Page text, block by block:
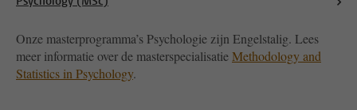
Onze masterprogramma’s Psychologie zijn Engelstalig. Lees
meer informatie over de masterspecialisatieMethodology and
Statistics in Psychology.